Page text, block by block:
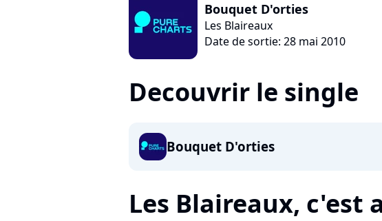
Bouquet D'orties
Les Blaireaux
Date de sortie: 28 mai 2010
Decouvrir le single
Bouquet D'orties
Les Blaireaux, c'est